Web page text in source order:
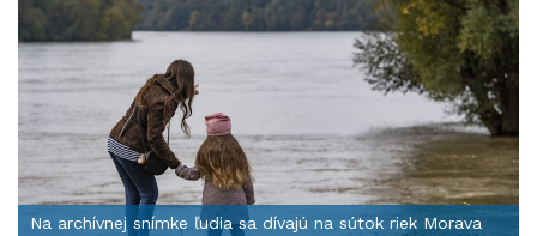
Na archívnej snímke ľudia sa dívajú na sútok riek Morava